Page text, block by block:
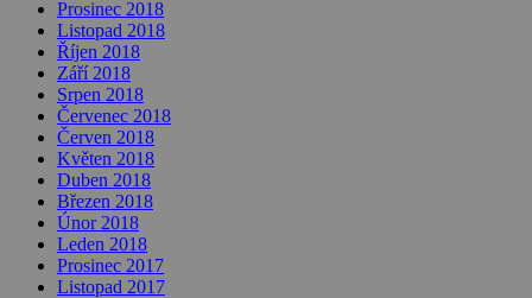
Prosinec 2018
Listopad 2018
Říjen 2018
Září 2018
Srpen 2018
Červenec 2018
Červen 2018
Květen 2018
Duben 2018
Březen 2018
Únor 2018
Leden 2018
Prosinec 2017
Listopad 2017